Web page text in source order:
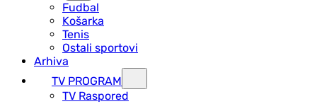
Fudbal
Košarka
Tenis
Ostali sportovi
Arhiva
TV PROGRAM
ТV Raspored